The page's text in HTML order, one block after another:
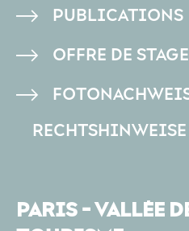
PUBLICATIONS
OFFRE DE STAGE
RECHTSHINWEISE
PARIS - VALLÉE